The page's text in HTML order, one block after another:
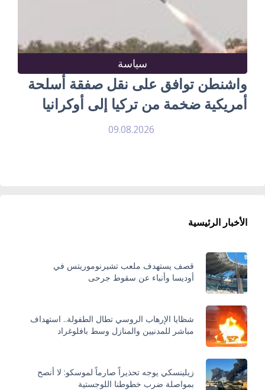
سياسة
واشنطن توافق على نقل صفقة أسلحة
أمريكية ضخمة من تركيا إلى أوكرانيا
09.08.2026
الأخبار الرئيسية
قصف يستهدف ملعب تشيرنوموريتس في
أوديسا وأنباء عن سقوط جرحى
شظايا الإرهاب الروسي تطال الطفولة.. استهداف
مباشر للمدنيين والمنازل وسط بافلوغراد
زيلينسكي يوجه تحذيراً صارماً لموسكو: لا أنصح
بمواصلة ضرب خطوطنا اللوجستية